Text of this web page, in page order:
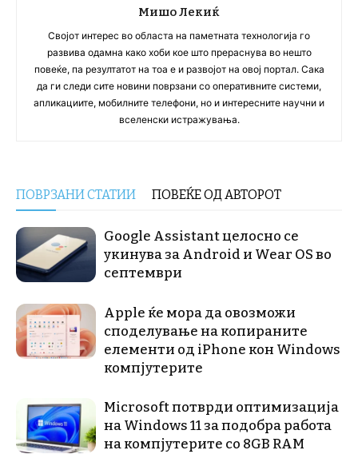
Мишо Лекиќ
Својот интерес во областа на паметната технологија го
развива одамна како хоби кое што прераснува во нешто
повеќе, па резултатот на тоа е и развојот на овој портал. Сака
да ги следи сите новини поврзани со оперативните системи,
апликациите, мобилните телефони, но и интересните научни и
вселенски истражувања.
ПОВРЗАНИ СТАТИИ ПОВЕЌЕ ОД АВТОРОТ
Google Assistant целосно се
укинува за Android и Wear OS во
септември
Apple ќе мора да овозможи
споделување на копираните
елементи од iPhone кон Windows
компјутерите
Microsoft потврди оптимизација
на Windows 11 за подобра работа
на компјутерите со 8GB RAM